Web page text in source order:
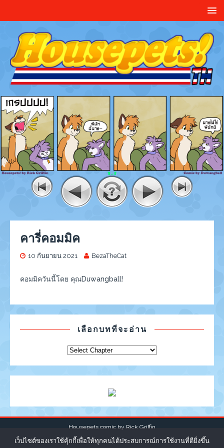
คารี่คอมมิค
10 กันยายน 2021 BezaTheCat
คอมมิควันนี้โดย คุณDuwangball!
เลือกบทที่จะอ่าน
Housepets comic by Rick Griffin
|
เว็ปไซต์ของเราใช้คุ้กกี้เพื่อให้ทุกคนได้ประสบการณ์การใช้งานที่ดียิ่งขึ้น